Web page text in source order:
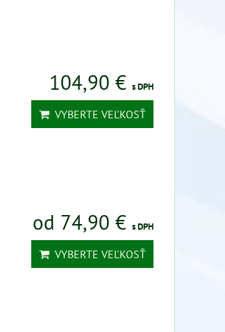
104,90 € s DPH
VYBERTE VEĽKOSŤ
od 74,90 € s DPH
VYBERTE VEĽKOSŤ